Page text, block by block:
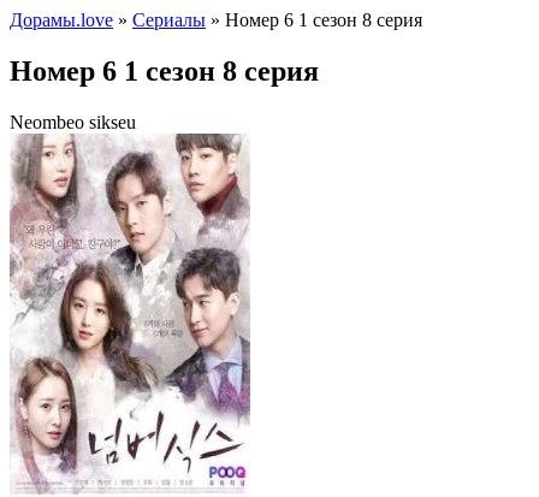
Дорамы.love » Сериалы » Номер 6 1 сезон 8 серия
Номер 6 1 сезон 8 серия
Neombeo sikseu